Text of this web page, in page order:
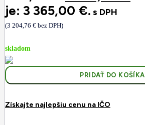
je: 3 365,00 €. s DPH
(3 204,76 € bez DPH)
skladom
PRIDAŤ DO KOŠÍKA
Získajte najlepšiu cenu na IČO